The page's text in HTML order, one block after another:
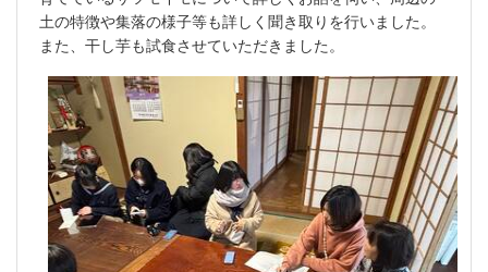
土の特徴や集落の様子等も詳しく聞き取りを行いました。
また、干し芋も試食させていただきました。